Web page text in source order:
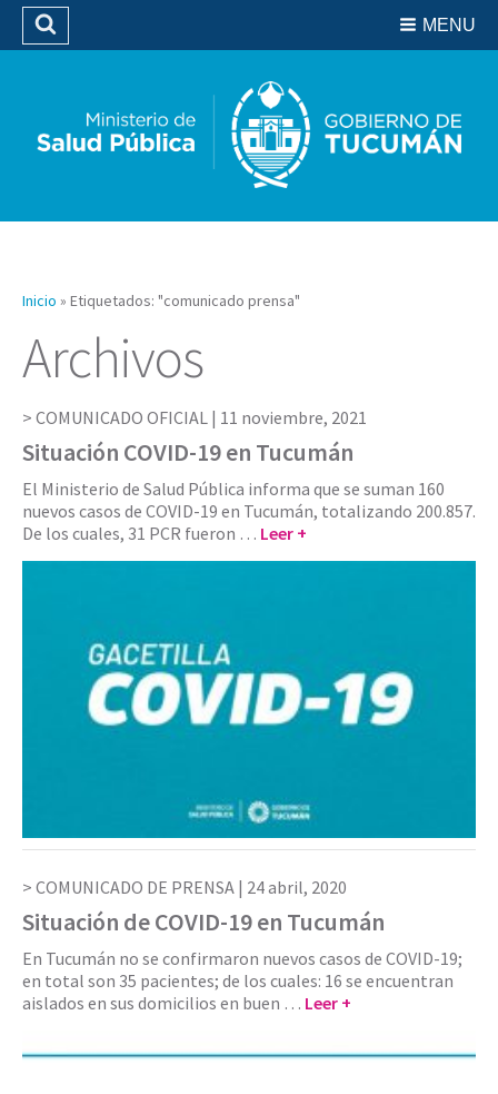
Biblioteca
MENU
Buscar
Inicio » Etiquetados: "comunicado prensa"
Archivos
COMUNICADO OFICIAL | 11 noviembre, 2021
Situación COVID-19 en Tucumán
El Ministerio de Salud Pública informa que se suman 160
nuevos casos de COVID-19 en Tucumán, totalizando 200.857.
De los cuales, 31 PCR fueron … Leer +
COMUNICADO DE PRENSA | 24 abril, 2020
Situación de COVID-19 en Tucumán
En Tucumán no se confirmaron nuevos casos de COVID-19;
en total son 35 pacientes; de los cuales: 16 se encuentran
aislados en sus domicilios en buen … Leer +